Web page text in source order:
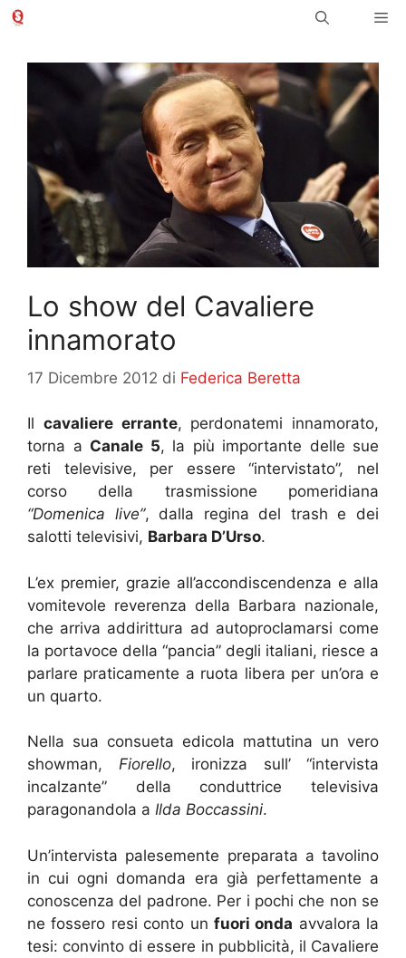
Vai
Lo show del Cavaliere
innamorato
17 Dicembre 2012 di Federica Beretta
Il cavaliere errante, perdonatemi innamorato,
torna a Canale 5, la più importante delle sue
reti televisive, per essere “intervistato”, nel
corso della trasmissione pomeridiana
“Domenica live”, dalla regina del trash e dei
salotti televisivi, Barbara D’Urso.
L’ex premier, grazie all’accondiscendenza e alla
vomitevole reverenza della Barbara nazionale,
che arriva addirittura ad autoproclamarsi come
la portavoce della “pancia” degli italiani, riesce a
parlare praticamente a ruota libera per un’ora e
un quarto.
Nella sua consueta edicola mattutina un vero
showman, Fiorello, ironizza sull’ “intervista
incalzante” della conduttrice televisiva
paragonandola a Ilda Boccassini.
Un’intervista palesemente preparata a tavolino
in cui ogni domanda era già perfettamente a
conoscenza del padrone. Per i pochi che non se
ne fossero resi conto un fuori onda avvalora la
tesi: convinto di essere in pubblicità, il Cavaliere